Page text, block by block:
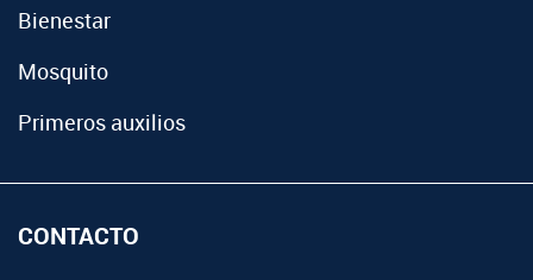
Bienestar
Mosquito
Primeros auxilios
CONTACTO